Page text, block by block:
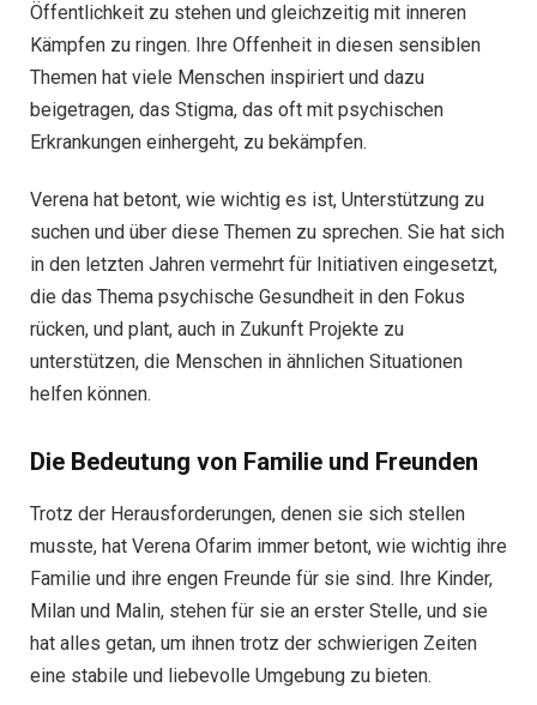
Öffentlichkeit zu stehen und gleichzeitig mit inneren
Kämpfen zu ringen. Ihre Offenheit in diesen sensiblen
Themen hat viele Menschen inspiriert und dazu
beigetragen, das Stigma, das oft mit psychischen
Erkrankungen einhergeht, zu bekämpfen.
Verena hat betont, wie wichtig es ist, Unterstützung zu
suchen und über diese Themen zu sprechen. Sie hat sich
in den letzten Jahren vermehrt für Initiativen eingesetzt,
die das Thema psychische Gesundheit in den Fokus
rücken, und plant, auch in Zukunft Projekte zu
unterstützen, die Menschen in ähnlichen Situationen
helfen können.
Die Bedeutung von Familie und Freunden
Trotz der Herausforderungen, denen sie sich stellen
musste, hat Verena Ofarim immer betont, wie wichtig ihre
Familie und ihre engen Freunde für sie sind. Ihre Kinder,
Milan und Malin, stehen für sie an erster Stelle, und sie
hat alles getan, um ihnen trotz der schwierigen Zeiten
eine stabile und liebevolle Umgebung zu bieten.